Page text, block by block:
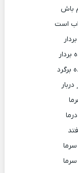
باش
است